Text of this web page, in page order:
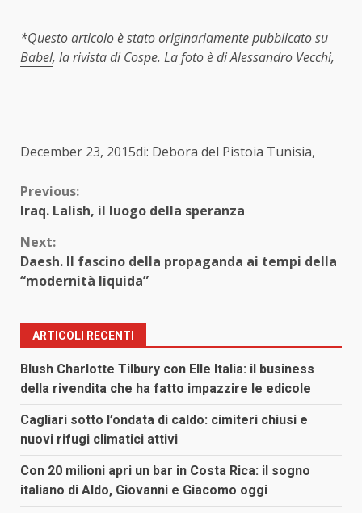
*Questo articolo è stato originariamente pubblicato su
Babel, la rivista di Cospe. La foto è di Alessandro Vecchi,
December 23, 2015di: Debora del Pistoia Tunisia,
Continue
Reading
Previous:
Iraq. Lalish, il luogo della speranza
Next:
Daesh. Il fascino della propaganda ai tempi della
“modernità liquida”
ARTICOLI RECENTI
Blush Charlotte Tilbury con Elle Italia: il business
della rivendita che ha fatto impazzire le edicole
Cagliari sotto l’ondata di caldo: cimiteri chiusi e
nuovi rifugi climatici attivi
Con 20 milioni apri un bar in Costa Rica: il sogno
italiano di Aldo, Giovanni e Giacomo oggi